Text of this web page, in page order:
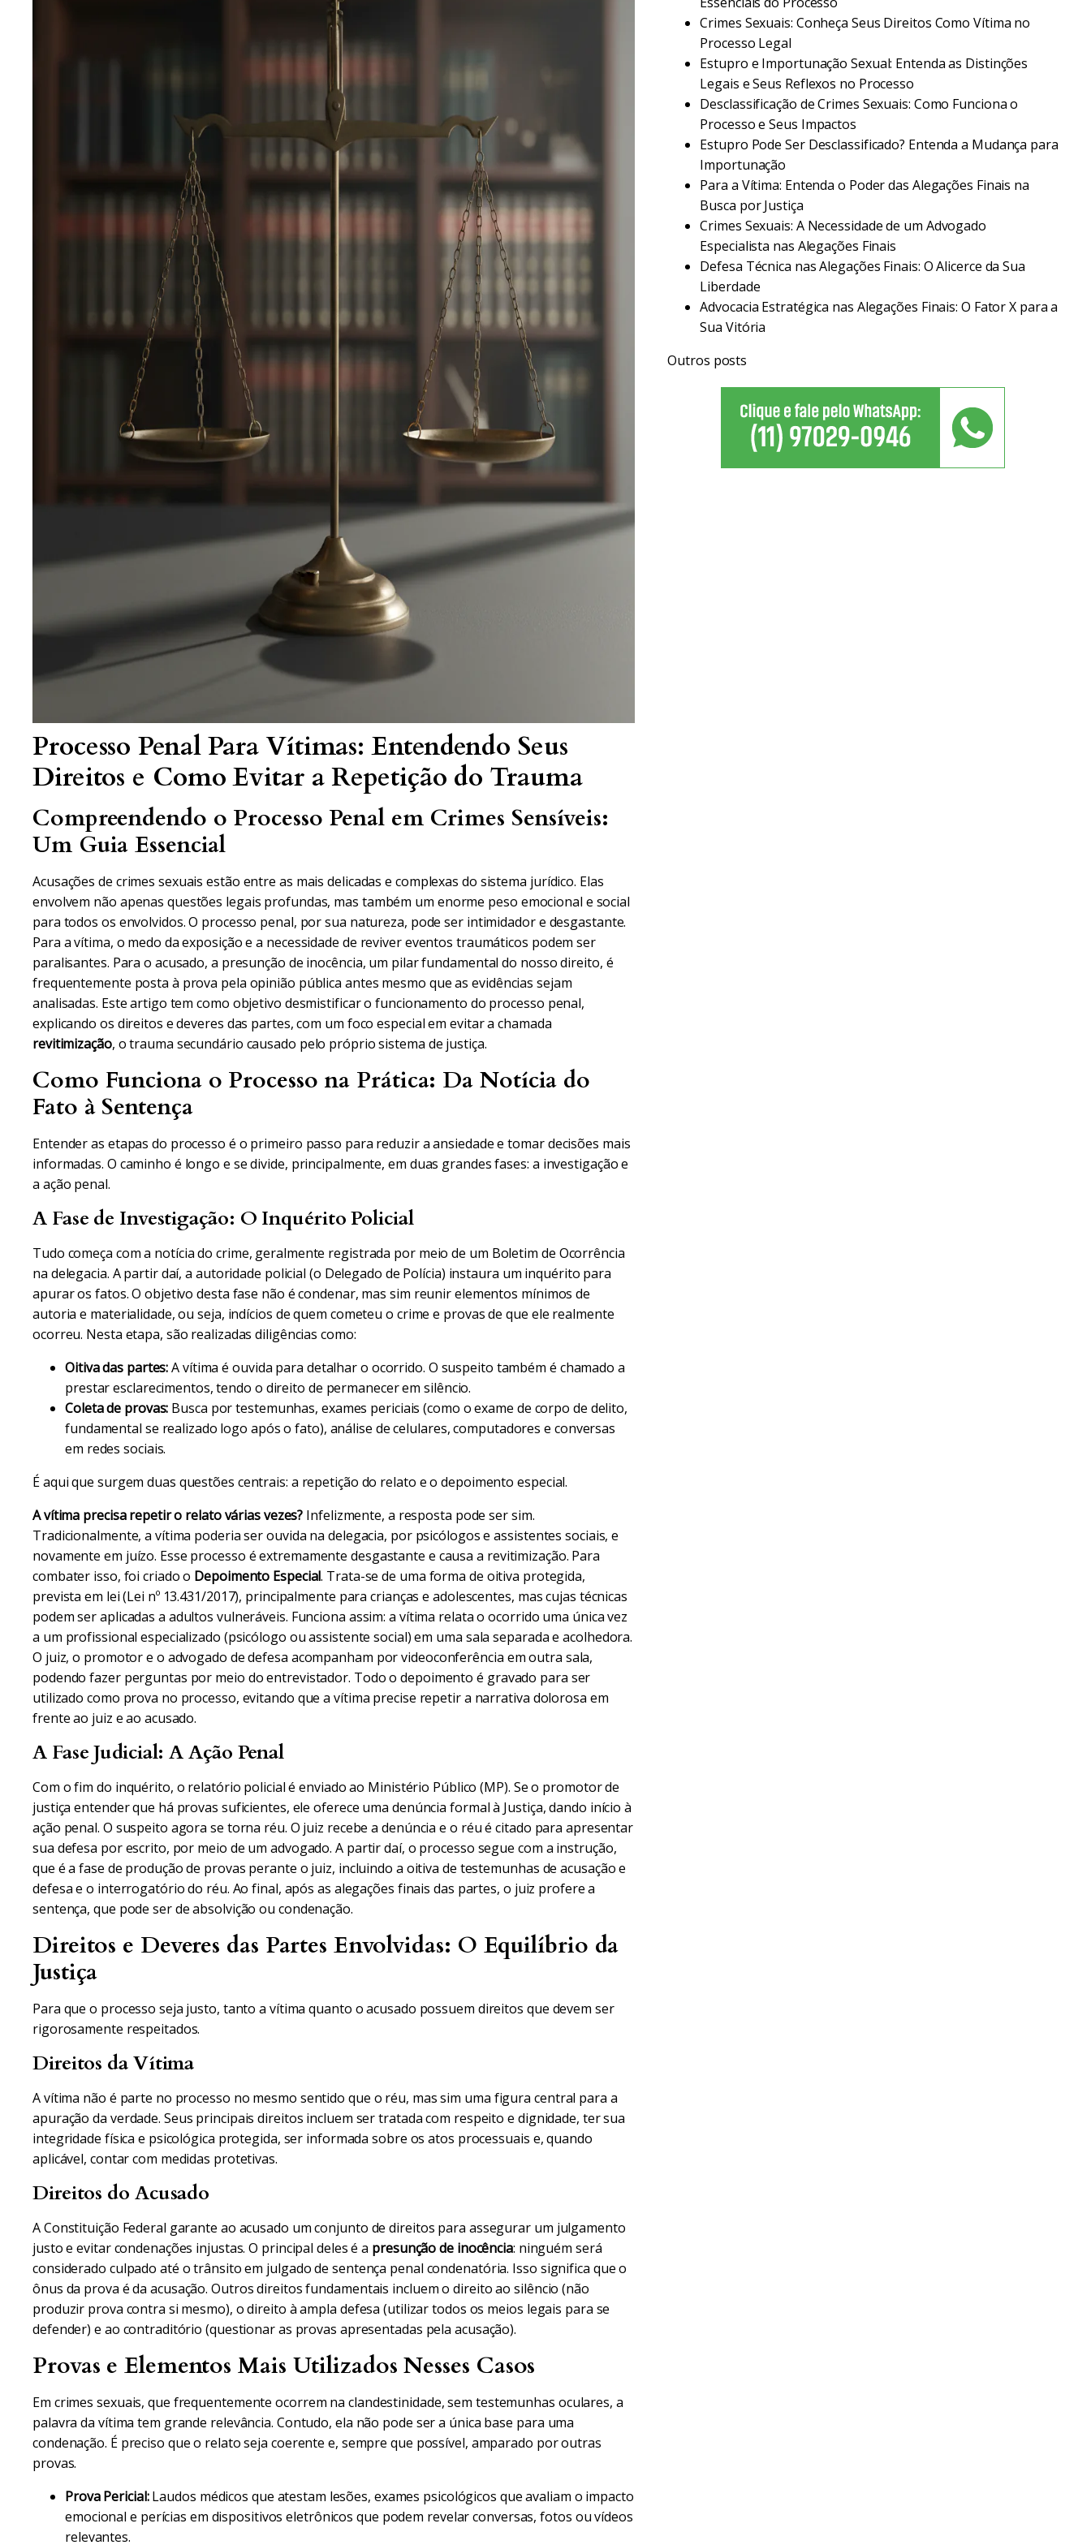
Processo Penal Para Vítimas: Entendendo Seus
Direitos e Como Evitar a Repetição do Trauma
Compreendendo o Processo Penal em Crimes Sensíveis:
Um Guia Essencial
Acusações de crimes sexuais estão entre as mais delicadas e complexas do sistema jurídico. Elas
envolvem não apenas questões legais profundas, mas também um enorme peso emocional e social
para todos os envolvidos. O processo penal, por sua natureza, pode ser intimidador e desgastante.
Para a vítima, o medo da exposição e a necessidade de reviver eventos traumáticos podem ser
paralisantes. Para o acusado, a presunção de inocência, um pilar fundamental do nosso direito, é
frequentemente posta à prova pela opinião pública antes mesmo que as evidências sejam
analisadas. Este artigo tem como objetivo desmistificar o funcionamento do processo penal,
explicando os direitos e deveres das partes, com um foco especial em evitar a chamada
revitimização, o trauma secundário causado pelo próprio sistema de justiça.
Como Funciona o Processo na Prática: Da Notícia do
Fato à Sentença
Entender as etapas do processo é o primeiro passo para reduzir a ansiedade e tomar decisões mais
informadas. O caminho é longo e se divide, principalmente, em duas grandes fases: a investigação e
a ação penal.
A Fase de Investigação: O Inquérito Policial
Tudo começa com a notícia do crime, geralmente registrada por meio de um Boletim de Ocorrência
na delegacia. A partir daí, a autoridade policial (o Delegado de Polícia) instaura um inquérito para
apurar os fatos. O objetivo desta fase não é condenar, mas sim reunir elementos mínimos de
autoria e materialidade, ou seja, indícios de quem cometeu o crime e provas de que ele realmente
ocorreu. Nesta etapa, são realizadas diligências como:
Oitiva das partes:A vítima é ouvida para detalhar o ocorrido. O suspeito também é chamado a
prestar esclarecimentos, tendo o direito de permanecer em silêncio.
Coleta de provas: Busca por testemunhas, exames periciais (como o exame de corpo de delito,
fundamental se realizado logo após o fato), análise de celulares, computadores e conversas
em redes sociais.
É aqui que surgem duas questões centrais: a repetição do relato e o depoimento especial.
A vítima precisa repetir o relato várias vezes? Infelizmente, a resposta pode ser sim.
Tradicionalmente, a vítima poderia ser ouvida na delegacia, por psicólogos e assistentes sociais, e
novamente em juízo. Esse processo é extremamente desgastante e causa a revitimização. Para
combater isso, foi criado o Depoimento Especial. Trata-se de uma forma de oitiva protegida,
prevista em lei (Lei nº 13.431/2017), principalmente para crianças e adolescentes, mas cujas técnicas
podem ser aplicadas a adultos vulneráveis. Funciona assim: a vítima relata o ocorrido uma única vez
a um profissional especializado (psicólogo ou assistente social) em uma sala separada e acolhedora.
O juiz, o promotor e o advogado de defesa acompanham por videoconferência em outra sala,
podendo fazer perguntas por meio do entrevistador. Todo o depoimento é gravado para ser
utilizado como prova no processo, evitando que a vítima precise repetir a narrativa dolorosa em
frente ao juiz e ao acusado.
A Fase Judicial: A Ação Penal
Com o fim do inquérito, o relatório policial é enviado ao Ministério Público (MP). Se o promotor de
justiça entender que há provas suficientes, ele oferece uma denúncia formal à Justiça, dando início à
ação penal. O suspeito agora se torna réu. O juiz recebe a denúncia e o réu é citado para apresentar
sua defesa por escrito, por meio de um advogado. A partir daí, o processo segue com a instrução,
que é a fase de produção de provas perante o juiz, incluindo a oitiva de testemunhas de acusação e
defesa e o interrogatório do réu. Ao final, após as alegações finais das partes, o juiz profere a
sentença, que pode ser de absolvição ou condenação.
Direitos e Deveres das Partes Envolvidas: O Equilíbrio da
Justiça
Para que o processo seja justo, tanto a vítima quanto o acusado possuem direitos que devem ser
rigorosamente respeitados.
Direitos da Vítima
A vítima não é parte no processo no mesmo sentido que o réu, mas sim uma figura central para a
apuração da verdade. Seus principais direitos incluem ser tratada com respeito e dignidade, ter sua
integridade física e psicológica protegida, ser informada sobre os atos processuais e, quando
aplicável, contar com medidas protetivas.
Direitos do Acusado
A Constituição Federal garante ao acusado um conjunto de direitos para assegurar um julgamento
justo e evitar condenações injustas. O principal deles é a presunção de inocência: ninguém será
considerado culpado até o trânsito em julgado de sentença penal condenatória. Isso significa que o
ônus da prova é da acusação. Outros direitos fundamentais incluem o direito ao silêncio (não
produzir prova contra si mesmo), o direito à ampla defesa (utilizar todos os meios legais para se
defender) e ao contraditório (questionar as provas apresentadas pela acusação).
Provas e Elementos Mais Utilizados Nesses Casos
Em crimes sexuais, que frequentemente ocorrem na clandestinidade, sem testemunhas oculares, a
palavra da vítima tem grande relevância. Contudo, ela não pode ser a única base para uma
condenação. É preciso que o relato seja coerente e, sempre que possível, amparado por outras
provas.
Prova Pericial:Laudos médicos que atestam lesões, exames psicológicos que avaliam o impacto
emocional e perícias em dispositivos eletrônicos que podem revelar conversas, fotos ou vídeos
relevantes.
Crimes Sexuais: Conheça Seus Direitos Como Vítima no
Processo Legal
Estupro e Importunação Sexual: Entenda as Distinções
Legais e Seus Reflexos no Processo
Desclassificação de Crimes Sexuais: Como Funciona o
Processo e Seus Impactos
Estupro Pode Ser Desclassificado? Entenda a Mudança para
Importunação
Para a Vítima: Entenda o Poder das Alegações Finais na
Busca por Justiça
Crimes Sexuais: A Necessidade de um Advogado
Especialista nas Alegações Finais
Defesa Técnica nas Alegações Finais: O Alicerce da Sua
Liberdade
Advocacia Estratégica nas Alegações Finais: O Fator X para a
Sua Vitória
Outros posts